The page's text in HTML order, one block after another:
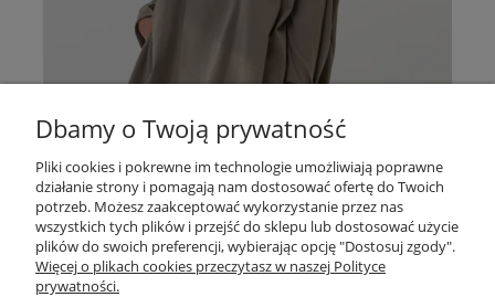
Dbamy o Twoją prywatność
Pliki cookies i pokrewne im technologie umożliwiają poprawne
działanie strony i pomagają nam dostosować ofertę do Twoich
potrzeb. Możesz zaakceptować wykorzystanie przez nas
wszystkich tych plików i przejść do sklepu lub dostosować użycie
plików do swoich preferencji, wybierając opcję "Dostosuj zgody".
Więcej o plikach cookies przeczytasz w naszej Polityce
prywatności.